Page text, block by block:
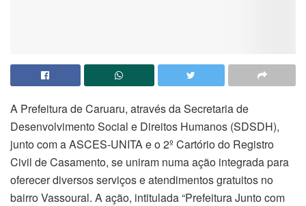
A Prefeitura de Caruaru, através da Secretaria de
Desenvolvimento Social e Direitos Humanos (SDSDH),
junto com a ASCES-UNITA e o 2º Cartório do Registro
Civil de Casamento, se uniram numa ação integrada para
oferecer diversos serviços e atendimentos gratuitos no
bairro Vassoural. A ação, intitulada “Prefeitura Junto com